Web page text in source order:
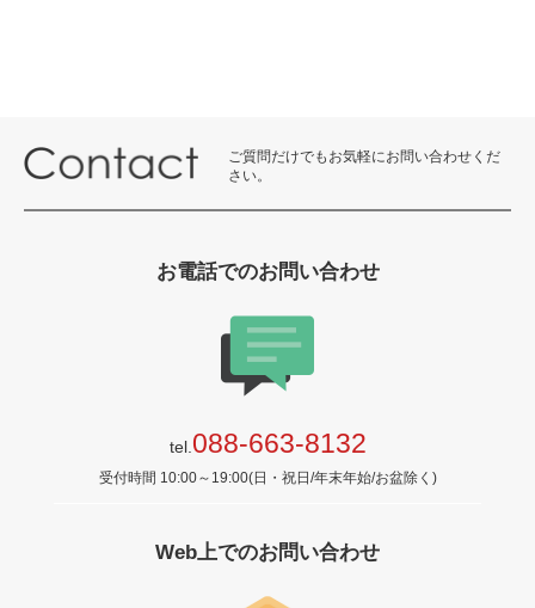
ご質問だけでもお気軽にお問い合わせくだ
さい。
お電話でのお問い合わせ
tel. 088-663-8132
受付時間 10:00～19:00(日・祝日/年末年始/お盆除く)
Web上でのお問い合わせ